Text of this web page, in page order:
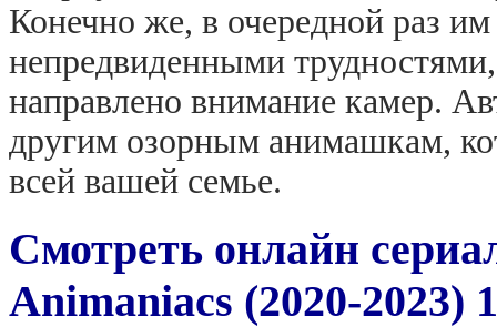
Конечно же, в очередной раз им
непредвиденными
направлено внимание камер.
другим озорным анимашкам,
всей вашей семье.
Смотреть онлайн
Animaniacs (2020-2023)